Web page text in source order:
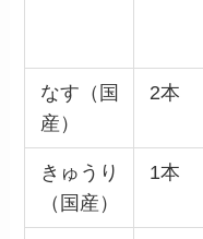
なす（国
産）
2本
きゅうり
（国産）
1本